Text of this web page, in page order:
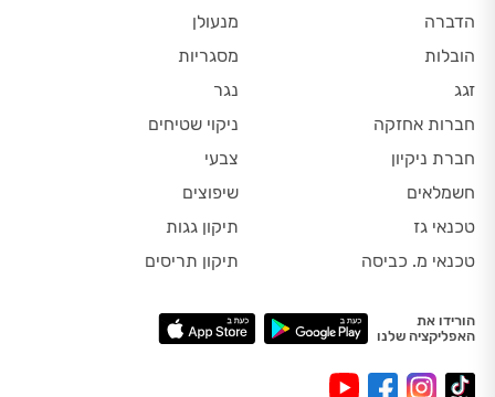
הדברה
הובלות
זגג
חברות אחזקה
חברת ניקיון
חשמלאים
טכנאי גז
טכנאי מ. כביסה
מנעולן
מסגריות
נגר
ניקוי שטיחים
צבעי
שיפוצים
תיקון גגות
תיקון תריסים
הורידו את
האפליקציה שלנו